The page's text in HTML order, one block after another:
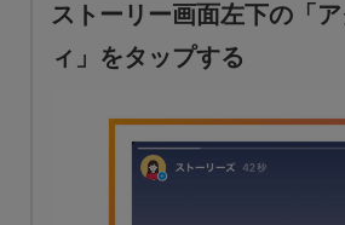
ストーリー画面左下の「
ィ」をタップする